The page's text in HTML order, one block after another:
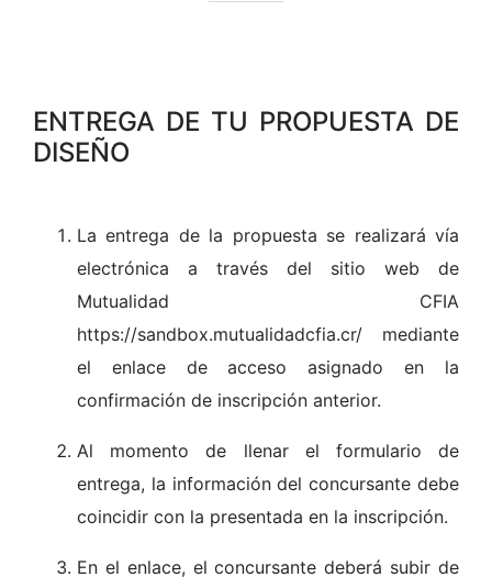
ENTREGA DE TU PROPUESTA DE
DISEÑO
La entrega de la propuesta se realizará vía
electrónica a través del sitio web de
Mutualidad CFIA
https://sandbox.mutualidadcfia.cr/ mediante
el enlace de acceso asignado en la
confirmación de inscripción anterior.
Al momento de llenar el formulario de
entrega, la información del concursante debe
coincidir con la presentada en la inscripción.
En el enlace, el concursante deberá subir de